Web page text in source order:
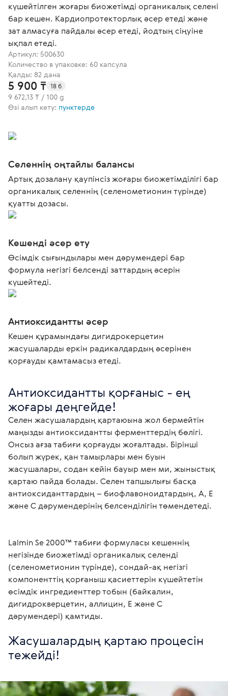
күшейтілген жоғары биожетімді органикалық селені
бар кешен. Кардиопротекторлық әсер етеді және
зат алмасуға пайдалы әсер етеді, йодтың сіңуіне
ықпал етеді.
Артикул: 500630
Количество в упаковке: 60 капсула
Қалды: 82 дана
5 900 ₸ 18 б
9 672,13 ₸ / 100 g
Өзі алып кету: пунктерде
Селеннің оңтайлы балансы
Артық дозалану қаупінсіз жоғары биожетімділігі бар
органикалық селеннің (селенометионин түрінде)
қуатты дозасы.
Кешенді әсер ету
Өсімдік сығындылары мен дәрумендері бар
формула негізгі белсенді заттардың әсерін
күшейтеді.
Антиоксидантты әсер
Кешен құрамындағы дигидрокерцетин
жасушаларды еркін радикалдардың әсерінен
қорғауды қамтамасыз етеді.
Антиоксидантты қорғаныс - ең
Селен жасушалардың қартаюына жол бермейтін
маңызды антиоксидантты ферменттердің бөлігі.
Онсыз ағза табиғи қорғауды жоғалтады. Бірінші
болып жүрек, қан тамырлары мен буын
жасушалары, содан кейін бауыр мен ми, жыныстық
қартаю пайда болады. Селен тапшылығы басқа
антиоксиданттардың – биофлавоноидтардың, А, Е
Lalmin Se 2000™ табиғи формуласы кешеннің
негізінде биожетімді органикалық селенді
(селенометионин түрінде), сондай-ақ негізгі
компоненттің қорғаныш қасиеттерін күшейтетін
өсімдік ингредиенттер тобын (байкалин,
дигидрокверцетин, аллицин, Е және С
дәрумендері) қамтиды.
Жасушалардың қартаю процесін
тежейді!